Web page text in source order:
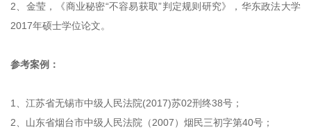
2、金莹，《商业秘密“不容易获取”判定规则研究》，华东政法大学
2017年硕士学位论文。
参考案例：
1、江苏省无锡市中级人民法院(2017)苏02刑终38号；
2、山东省烟台市中级人民法院（2007）烟民三初字第40号；